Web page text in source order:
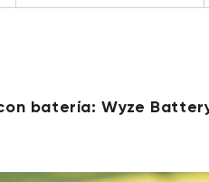
batería: Wyze